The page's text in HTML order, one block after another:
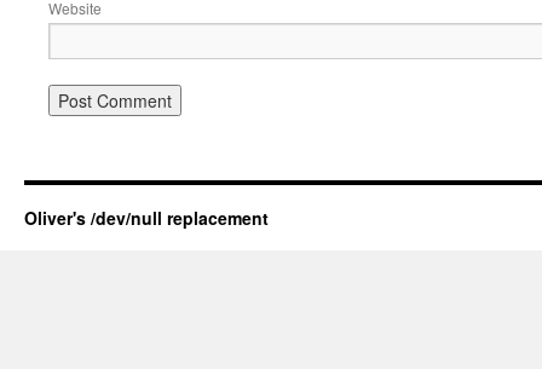
Website
Oliver's /dev/null replacement